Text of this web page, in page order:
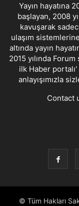
Yayın hayatına
başlayan, 2008
kavuşarak
ulaşım
altında yayın
2015 yılında
ilk Haber
anlayışımızla
Contact
© Tüm Hakları